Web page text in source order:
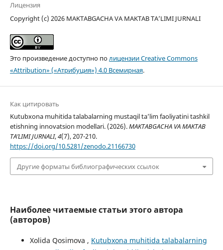
Лицензия
Copyright (c) 2026 MAKTABGACHA VA MAKTAB TA’LIMI JURNALI
Это произведение доступно полицензии Creative Commons
«Attribution» («Атрибуция») 4.0 Всемирная.
Как цитировать
Kutubxona muhitida talabalarning mustaqil ta’lim faoliyatini tashkil
etishning innovatsion modellari. (2026).MAKTABGACHA VA MAKTAB
TA’LIMI JURNALI,4(7), 207-210.
https://doi.org/10.5281/zenodo.21166730
Другие форматы библиографических ссылок
Наиболее читаемые статьи этого автора
(авторов)
Xolida Qosimova , Kutubxona muhitida talabalarning